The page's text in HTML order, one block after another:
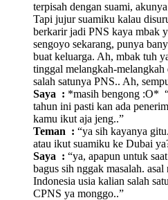
terpisah dengan suami,
Tapi jujur suamiku kalau
berkarir jadi PNS kaya mbak
sengoyo sekarang, punya
buat keluarga. Ah, mbak tuh
tinggal melangkah-
salah satunya PNS.. Ah,
Saya : *masih bengong :O*
tahun ini pasti kan ada
kamu ikut aja jeng..”
Teman : “ya sih kayanya
atau ikut suamiku ke Dubai
Saya : “ya, apapun untuk
bagus sih nggak masalah.
Indonesia usia kalian salah
CPNS ya monggo..”